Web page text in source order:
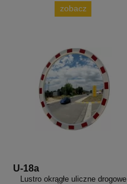
zobacz
U-18a
Lustro okrągłe uliczne drogowe